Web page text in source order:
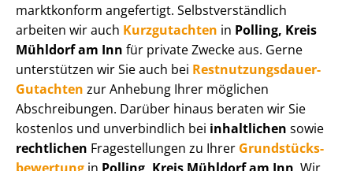
marktkonform angefertigt. Selbst­ver­ständ­lich
arbeiten wir auch Kurzgutachten in Polling, Kreis
Mühldorf am Inn für private Zwecke aus. Gerne
unterstützen wir Sie auch bei Rest­nut­zungs­dau­er-
Gutachten zur Anhebung Ihrer möglichen
Abschreibungen. Darüber hinaus beraten wir Sie
kostenlos und unverbindlich bei inhaltlichen sowie
rechtlichen Fragestellungen zu Ihrer Grund­stücks­